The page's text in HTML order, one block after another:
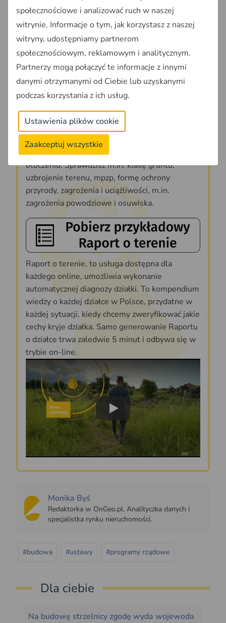
Wielu ekspertów uważa, że inwestycje są potrzebne,
ale nie w taki sposób. Krytykują również nadużywanie
specustaw, które ograniczają prawa obywateli i
własności.
Źródło: Prawo.pl
Zdiagnozuj swoją działkę w
OnGeo.pl
Dzięki Raportom o terenie
wiedzę o swojej działce i jej najbliższym
otoczeniu. Sprawdzisz m.in. klasę gruntu,
uzbrojenie terenu, mpzp, formę ochrony
przyrody, zagrożenia i uciążliwości, m.in.
zagrożenia powodziowe i osuwiska.
Raport o terenie, to usługa dostępna dla
każdego online, umożliwia wykonanie
automatycznej diagnozy działki. To kompendium
wiedzy o każdej działce w Polsce, przydatne w
każdej sytuacji, kiedy chcemy zweryfikować jakie
cechy kryje działka. Samo generowanie Raportu
o działce trwa zaledwie 5 minut i odbywa się w
trybie on-line.
Play
Monika Byś
Redaktorka w OnGeo.pl. Analityczka danych i
specjalistka rynku nieruchomości.
#budowa #ustawy #programy rządowe
Dla ciebie
Na budowę strzelnicy zgodę wyda wojewoda
społecznościowe i analizować ruch w naszej
witrynie. Informacje o tym, jak korzystasz z naszej
witryny, udostępniamy partnerom
społecznościowym, reklamowym i analitycznym.
Partnerzy mogą połączyć te informacje z innymi
danymi otrzymanymi od Ciebie lub uzyskanymi
podczas korzystania z ich usług.
Ustawienia plików cookie
Zaakceptuj wszystkie